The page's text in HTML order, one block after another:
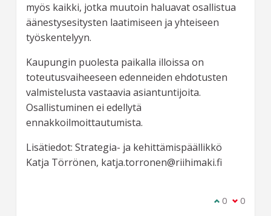
myös kaikki, jotka muutoin haluavat osallistua
äänestysesitysten laatimiseen ja yhteiseen
työskentelyyn.
Kaupungin puolesta paikalla illoissa on
toteutusvaiheeseen edenneiden ehdotusten
valmistelusta vastaavia asiantuntijoita.
Osallistuminen ei edellytä
ennakkoilmoittautumista.
Lisätiedot: Strategia- ja kehittämispäällikkö
Katja Törrönen, katja.torronen@riihimaki.fi
Olen samaa
0 Olen eri
0